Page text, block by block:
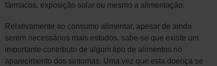
fármacos, exposição solar ou mesmo a alimentação.
Relativamente ao consumo alimentar, apesar de ainda
serem necessários mais estudos, sabe-se que existe um
importante contributo de algum tipo de alimentos no
aparecimento dos sintomas. Uma vez que esta doença se